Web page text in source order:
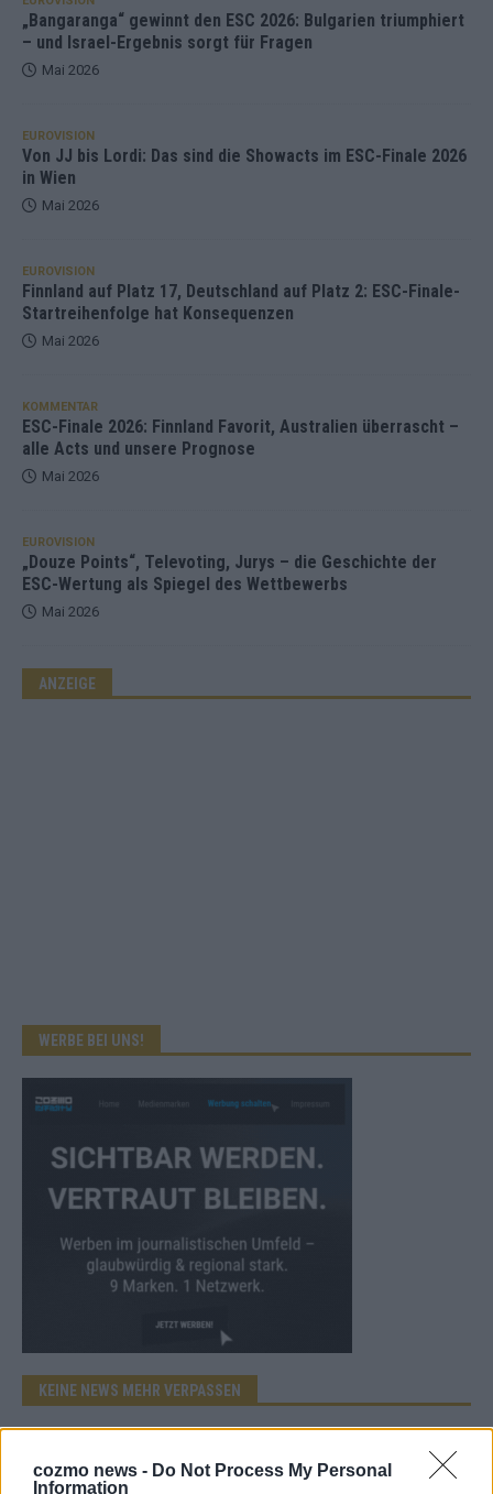
cozmo news - Do Not Process My Personal
Information
„Bangaranga“ gewinnt den ESC 2026: Bulgarien triumphiert
– und Israel-Ergebnis sorgt für Fragen
Mai 2026
EUROVISION
Von JJ bis Lordi: Das sind die Showacts im ESC-Finale 2026
in Wien
Mai 2026
EUROVISION
Finnland auf Platz 17, Deutschland auf Platz 2: ESC-Finale-
Startreihenfolge hat Konsequenzen
Mai 2026
KOMMENTAR
ESC-Finale 2026: Finnland Favorit, Australien überrascht –
alle Acts und unsere Prognose
Mai 2026
EUROVISION
„Douze Points“, Televoting, Jurys – die Geschichte der
ESC-Wertung als Spiegel des Wettbewerbs
Mai 2026
ANZEIGE
WERBE BEI UNS!
KEINE NEWS MEHR VERPASSEN